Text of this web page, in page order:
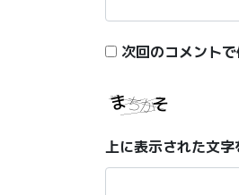
次回のコメント
上に表示された文字